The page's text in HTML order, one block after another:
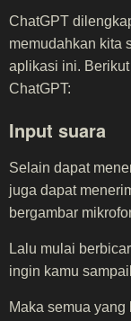
ChatGPT
memudahkan kita
aplikasi ini.
ChatGPT:
Input suara
Selain dapat
juga dapat
bergambar
Lalu mulai
ingin kamu
Maka semua